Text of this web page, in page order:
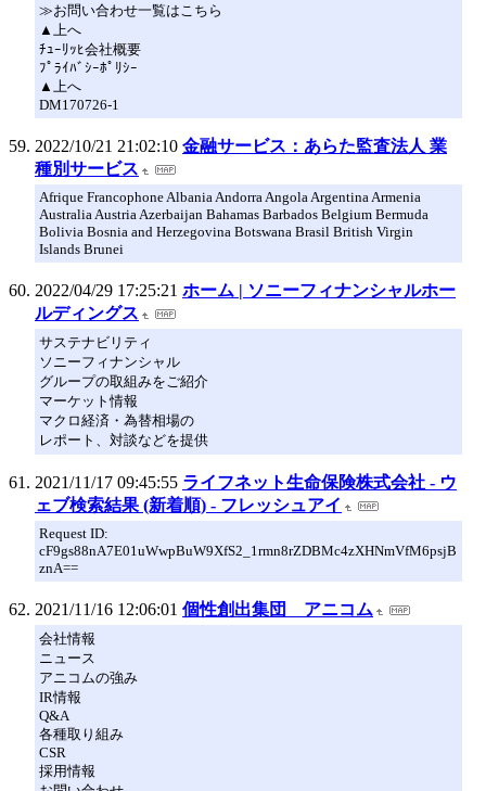
≫お問い合わせ一覧はこちら
▲上へ
ﾁｭｰﾘｯﾋ会社概要
ﾌﾟﾗｲﾊﾞｼｰﾎﾟﾘｼｰ
▲上へ
DM170726-1
2022/10/21 21:02:10 金融サービス：あらた監査法人 業
種別サービス
Afrique Francophone Albania Andorra Angola Argentina Armenia
Australia Austria Azerbaijan Bahamas Barbados Belgium Bermuda
Bolivia Bosnia and Herzegovina Botswana Brasil British Virgin
Islands Brunei
2022/04/29 17:25:21 ホーム | ソニーフィナンシャルホー
ルディングス
サステナビリティ
ソニーフィナンシャル
グループの取組みをご紹介
マーケット情報
マクロ経済・為替相場の
レポート、対談などを提供
2021/11/17 09:45:55 ライフネット生命保険株式会社 - ウ
ェブ検索結果 (新着順) - フレッシュアイ
Request ID:
cF9gs88nA7E01uWwpBuW9XfS2_1rmn8rZDBMc4zXHNmVfM6psjB
znA==
2021/11/16 12:06:01 個性創出集団 アニコム
会社情報
ニュース
アニコムの強み
IR情報
Q&A
各種取り組み
CSR
採用情報